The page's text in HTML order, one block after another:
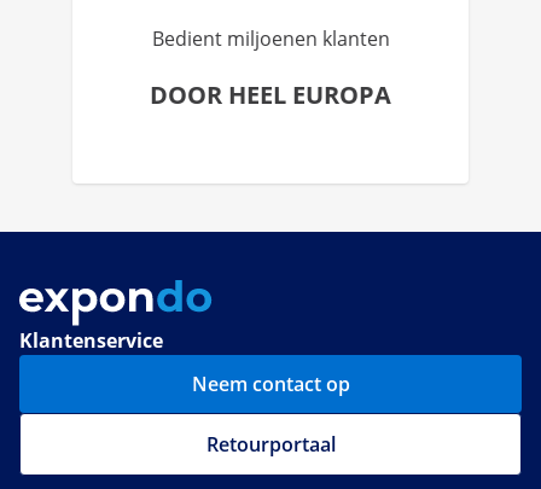
Bedient miljoenen klanten
DOOR HEEL EUROPA
Klantenservice
Neem contact op
Retourportaal